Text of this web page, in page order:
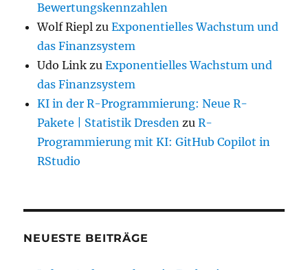
Bewertungskennzahlen
Wolf Riepl zuExponentielles Wachstum und
das Finanzsystem
Udo Link zuExponentielles Wachstum und
das Finanzsystem
KI in der R-Programmierung: Neue R-
Pakete | Statistik Dresden zuR-
Programmierung mit KI: GitHub Copilot in
RStudio
NEUESTE BEITRÄGE